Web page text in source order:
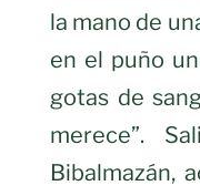
la mano de
en el puño
gotas de
merece”.
Bibalmazán,